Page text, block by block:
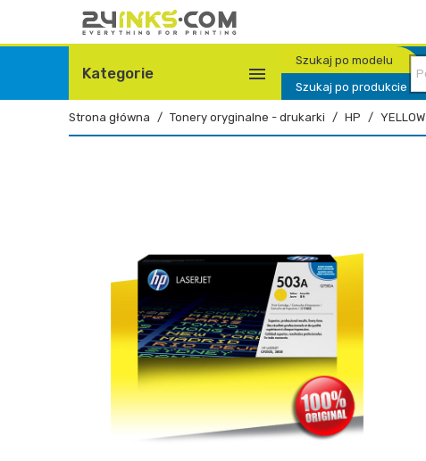
Kategorie 
Szukaj po modelu
Szukaj po produkcie
Strona główna Tonery oryginalne - drukarki HP YELLOW